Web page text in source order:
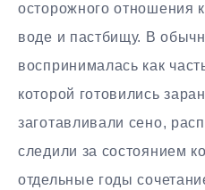
осторожного отношения к
воде и пастбищу. В
воспринималась как
которой готовились
заготавливали сено,
следили за состоянием
отдельные годы